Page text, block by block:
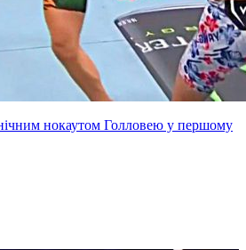
нокаутом Голловею у першому